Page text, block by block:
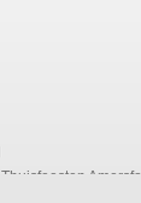
Thuisfeesten